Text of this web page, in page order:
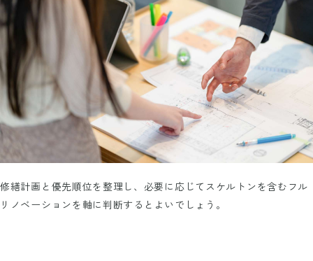
修繕計画と優先順位を整理し、必要に応じてスケルトンを含むフル
リノベーションを軸に判断するとよいでしょう。